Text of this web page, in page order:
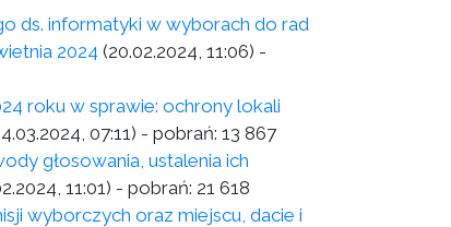
ds. informatyki w wyborach do rad
2024 (20.02.2024, 11:06) -
roku w sprawie: ochrony lokali
07:11) - pobrań: 13 867
głosowania, ustalenia ich
11:01) - pobrań: 21 618
wyborczych oraz miejscu, dacie i